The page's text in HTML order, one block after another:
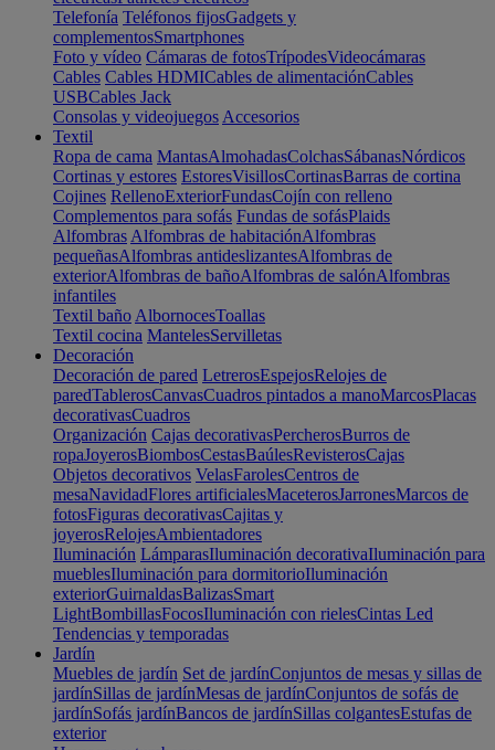
Telefonía Teléfonos fijosGadgets y
complementosSmartphones
Foto y vídeo Cámaras de fotosTrípodesVideocámaras
Cables Cables HDMICables de alimentaciónCables
USBCables Jack
Consolas y videojuegos Accesorios
Textil
Ropa de cama MantasAlmohadasColchasSábanasNórdicos
Cortinas y estores EstoresVisillosCortinasBarras de cortina
Cojines RellenoExteriorFundasCojín con relleno
Complementos para sofás Fundas de sofásPlaids
Alfombras Alfombras de habitaciónAlfombras
pequeñasAlfombras antideslizantesAlfombras de
exteriorAlfombras de bañoAlfombras de salónAlfombras
infantiles
Textil baño AlbornocesToallas
Textil cocina MantelesServilletas
Decoración
Decoración de pared LetrerosEspejosRelojes de
paredTablerosCanvasCuadros pintados a manoMarcosPlacas
decorativasCuadros
Organización Cajas decorativasPercherosBurros de
ropaJoyerosBiombosCestasBaúlesRevisterosCajas
Objetos decorativos VelasFarolesCentros de
mesaNavidadFlores artificialesMaceterosJarronesMarcos de
fotosFiguras decorativasCajitas y
joyerosRelojesAmbientadores
Iluminación LámparasIluminación decorativaIluminación para
mueblesIluminación para dormitorioIluminación
exteriorGuirnaldasBalizasSmart
LightBombillasFocosIluminación con rielesCintas Led
Tendencias y temporadas
Jardín
Muebles de jardín Set de jardínConjuntos de mesas y sillas de
jardínSillas de jardínMesas de jardínConjuntos de sofás de
jardínSofás jardínBancos de jardínSillas colgantesEstufas de
exterior